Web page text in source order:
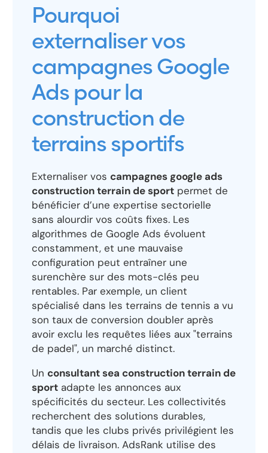
Pourquoi
externaliser vos
campagnes Google
Ads pour la
construction de
terrains sportifs
Externaliser vos campagnes google ads
construction terrain de sport permet de
bénéficier d’une expertise sectorielle
sans alourdir vos coûts fixes. Les
algorithmes de Google Ads évoluent
constamment, et une mauvaise
configuration peut entraîner une
surenchère sur des mots-clés peu
rentables. Par exemple, un client
spécialisé dans les terrains de tennis a vu
son taux de conversion doubler après
avoir exclu les requêtes liées aux "terrains
de padel", un marché distinct.
Un consultant sea construction terrain de
sport adapte les annonces aux
spécificités du secteur. Les collectivités
recherchent des solutions durables,
tandis que les clubs privés privilégient les
délais de livraison. AdsRank utilise des